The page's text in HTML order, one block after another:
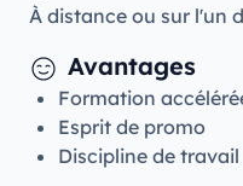
À distance ou sur l'un
Avantages
Formation
Esprit de promo
Discipline de travail